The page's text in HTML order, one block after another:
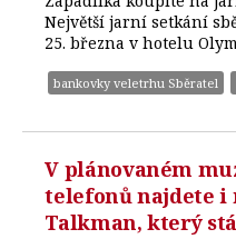
Největší jarní setkání
25. března v hotelu
bankovky veletrhu Sběratel
V plánovaném
telefonů najdete i
Talkman, který